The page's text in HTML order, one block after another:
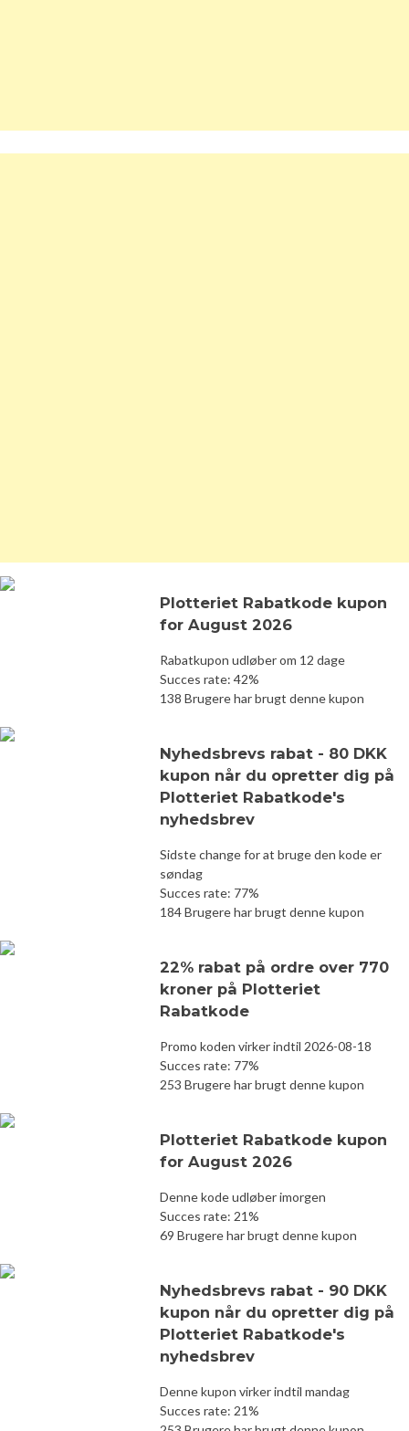
Plotteriet Rabatkode kupon
for August 2026
Rabatkupon udløber om 12 dage
Succes rate: 42%
138 Brugere har brugt denne kupon
Nyhedsbrevs rabat - 80 DKK
kupon når du opretter dig på
Plotteriet Rabatkode's
nyhedsbrev
Sidste change for at bruge den kode er
søndag
Succes rate: 77%
184 Brugere har brugt denne kupon
22% rabat på ordre over 770
kroner på Plotteriet
Rabatkode
Promo koden virker indtil 2026-08-18
Succes rate: 77%
253 Brugere har brugt denne kupon
Plotteriet Rabatkode kupon
for August 2026
Denne kode udløber imorgen
Succes rate: 21%
69 Brugere har brugt denne kupon
Nyhedsbrevs rabat - 90 DKK
kupon når du opretter dig på
Plotteriet Rabatkode's
nyhedsbrev
Denne kupon virker indtil mandag
Succes rate: 21%